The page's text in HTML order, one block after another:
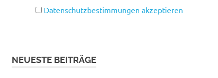
Datenschutzbestimmungen akzeptieren
NEUESTE BEITRÄGE